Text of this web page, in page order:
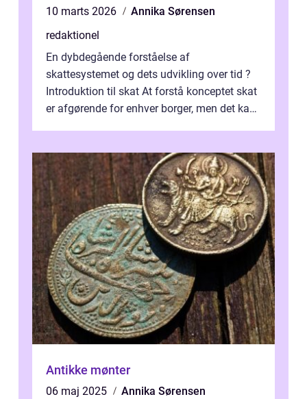
10 marts 2026
Annika Sørensen
redaktionel
En dybdegående forståelse af
skattesystemet og dets udvikling over tid ?
Introduktion til skat At forstå konceptet skat
er afgørende for enhver borger, men det kan
Antikke mønter
06 maj 2025 Annika Sørensen